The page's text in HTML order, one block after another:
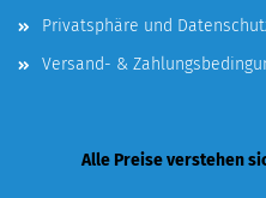
Privatsphäre und
Versand- &
Alle Preise verstehen